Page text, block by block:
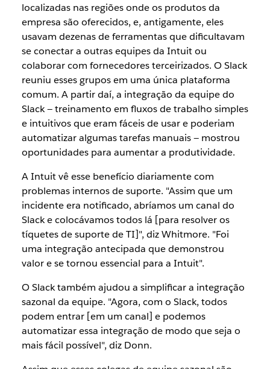
localizadas nas regiões onde os produtos da
empresa são oferecidos, e, antigamente, eles
usavam dezenas de ferramentas que dificultavam
se conectar a outras equipes da Intuit ou
colaborar com fornecedores terceirizados. O Slack
reuniu esses grupos em uma única plataforma
comum. A partir daí, a integração da equipe do
Slack — treinamento em fluxos de trabalho simples
e intuitivos que eram fáceis de usar e poderiam
automatizar algumas tarefas manuais — mostrou
oportunidades para aumentar a produtividade.
A Intuit vê esse benefício diariamente com
problemas internos de suporte. "Assim que um
incidente era notificado, abríamos um canal do
Slack e colocávamos todos lá [para resolver os
tíquetes de suporte de TI]", diz Whitmore. "Foi
uma integração antecipada que demonstrou
valor e se tornou essencial para a Intuit".
O Slack também ajudou a simplificar a integração
sazonal da equipe. "Agora, com o Slack, todos
podem entrar [em um canal] e podemos
automatizar essa integração de modo que seja o
mais fácil possível", diz Donn.